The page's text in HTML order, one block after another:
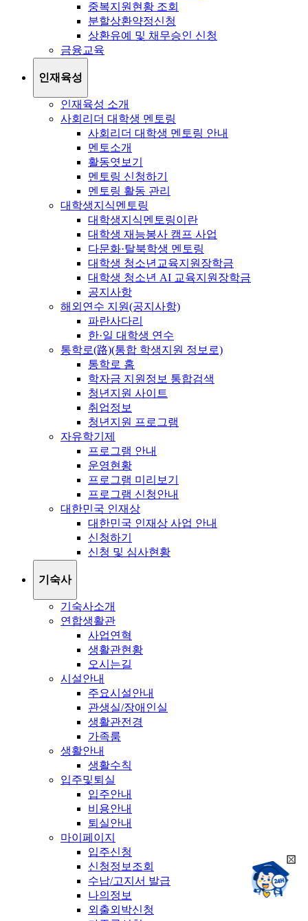
중복지원현황 조회
분할상환약정신청
상환유예 및 채무승인 신청
금융교육
인재육성
인재육성 소개
사회리더 대학생 멘토링
사회리더 대학생 멘토링 안내
멘토소개
활동엿보기
멘토링 신청하기
멘토링 활동 관리
대학생지식멘토링
대학생지식멘토링이란
대학생 재능봉사 캠프 사업
다문화·탈북학생 멘토링
대학생 청소년교육지원장학금
대학생 청소년 AI 교육지원장학금
공지사항
해외연수 지원(공지사항)
파란사다리
한·일 대학생 연수
통학로(路)(통합 학생지원 정보로)
통학로 홈
학자금 지원정보 통합검색
청년지원 사이트
취업정보
청년지원 프로그램
자유학기제
프로그램 안내
운영현황
프로그램 미리보기
프로그램 신청안내
대한민국 인재상
대한민국 인재상 사업 안내
신청하기
신청 및 심사현황
기숙사
기숙사소개
연합생활관
사업연혁
생활관현황
오시는길
시설안내
주요시설안내
관생실/장애인실
생활관전경
가족룸
생활안내
생활수칙
입주및퇴실
입주안내
비용안내
퇴실안내
마이페이지
입주신청
신청정보조회
수납/고지서 발급
나의정보
외출외박신청
챗봇상담:
24시
채팅상담:
9시~18시
희